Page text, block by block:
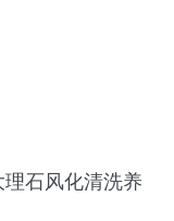
石风化清洗养